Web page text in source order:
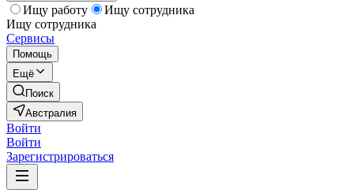
Ищу работу
Ищу сотрудника
Ищу сотрудника
Сервисы
Помощь
Ещё
Поиск
Австралия
Войти
Войти
Зарегистрироваться